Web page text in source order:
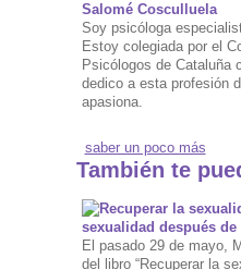
Salomé Cosculluela
Soy psicóloga
Estoy colegiada por el
Psicólogos de Cataluña
dedico a esta profesión
apasiona.
saber un poco más
También te
sexualidad después de
El pasado 29 de mayo,
del libro “Recuperar la